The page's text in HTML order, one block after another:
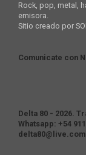
Rock, pop, metal,
emisora.
Sitio creado por
Comunicate con
Delta 80 - 2026.
Whatsapp: +54